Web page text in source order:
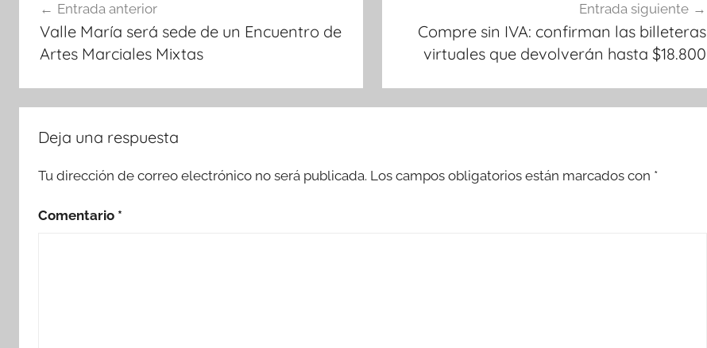
de
entradas
Entrada anterior
Valle María será sede de un Encuentro de
Artes Marciales Mixtas
Entrada siguiente
Compre sin IVA: confirman las billeteras
virtuales que devolverán hasta $18.800
Deja una respuesta
Tu dirección de correo electrónico no será publicada. Los campos obligatorios están marcados con *
Comentario *